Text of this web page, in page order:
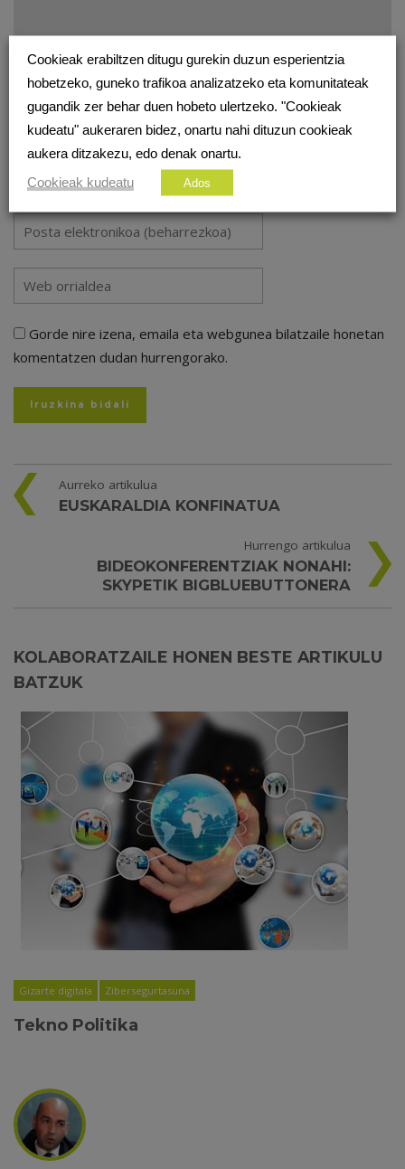
Gorde nire izena, emaila eta webgunea bilatzaile honetan
komentatzen dudan hurrengorako.
Aurreko artikulua
EUSKARALDIA KONFINATUA
Hurrengo artikulua
BIDEOKONFERENTZIAK NONAHI:
SKYPETIK BIGBLUEBUTTONERA
KOLABORATZAILE HONEN BESTE ARTIKULU
BATZUK
Gizarte digitala Zibersegurtasuna
Tekno Politika
Cookieak erabiltzen ditugu gurekin duzun esperientzia
hobetzeko, guneko trafikoa analizatzeko eta komunitateak
gugandik zer behar duen hobeto ulertzeko. "Cookieak
kudeatu" aukeraren bidez, onartu nahi dituzun cookieak
aukera ditzakezu, edo denak onartu.
Cookieak kudeatu
Ados